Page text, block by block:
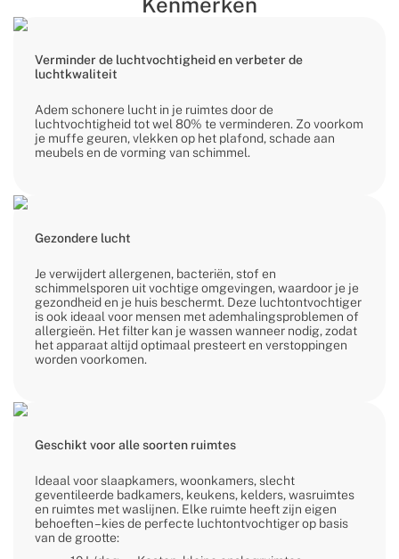
Verminder de luchtvochtigheid en verbeter de
luchtkwaliteit
Adem schonere lucht in je ruimtes door de
luchtvochtigheid tot wel 80% te verminderen. Zo voorkom
je muffe geuren, vlekken op het plafond, schade aan
meubels en de vorming van schimmel.
Gezondere lucht
Je verwijdert allergenen, bacteriën, stof en
schimmelsporen uit vochtige omgevingen, waardoor je je
gezondheid en je huis beschermt. Deze luchtontvochtiger
is ook ideaal voor mensen met ademhalingsproblemen of
allergieën. Het filter kan je wassen wanneer nodig, zodat
het apparaat altijd optimaal presteert en verstoppingen
worden voorkomen.
Geschikt voor alle soorten ruimtes
Ideaal voor slaapkamers, woonkamers, slecht
geventileerde badkamers, keukens, kelders, wasruimtes
en ruimtes met waslijnen. Elke ruimte heeft zijn eigen
behoeften – kies de perfecte luchtontvochtiger op basis
van de grootte: